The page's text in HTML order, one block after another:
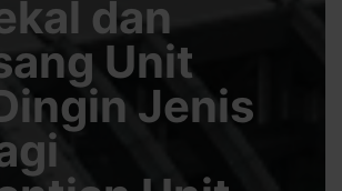
dan
Unit
Jenis